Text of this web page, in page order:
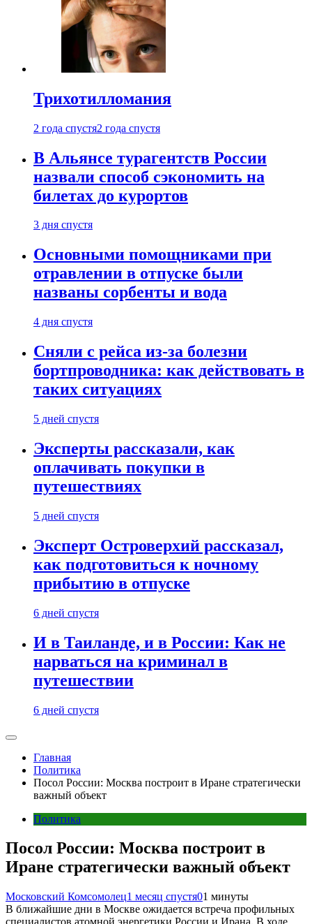
Трихотилломания
2 года спустя2 года спустя
В Альянсе турагентств России
назвали способ сэкономить на
билетах до курортов
3 дня спустя
Основными помощниками при
отравлении в отпуске были
названы сорбенты и вода
4 дня спустя
Сняли с рейса из-за болезни
бортпроводника: как действовать в
таких ситуациях
5 дней спустя
Эксперты рассказали, как
оплачивать покупки в
путешествиях
5 дней спустя
Эксперт Островерхий рассказал,
как подготовиться к ночному
прибытию в отпуске
6 дней спустя
И в Таиланде, и в России: Как не
нарваться на криминал в
путешествии
6 дней спустя
Главная
Политика
Посол России: Москва построит в Иране стратегически
важный объект
Политика
Посол России: Москва построит в
Иране стратегически важный объект
Московский Комсомолец1 месяц спустя01 минуты
В ближайшие дни в Москве ожидается встреча профильных